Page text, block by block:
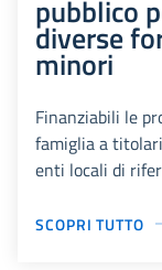
pubblico
diverse
minori
Finanziabili le
famiglia a
enti locali di
SCOPRI TUTTO